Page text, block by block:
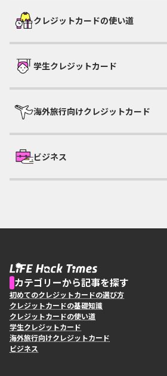
クレジットカードの使い道
学生クレジットカード
海外旅行向けクレジットカード
ビジネス
カテゴリーから記事を探す
初めてのクレジットカードの選び方
クレジットカードの基礎知識
クレジットカードの使い道
学生クレジットカード
海外旅行向けクレジットカード
ビジネス